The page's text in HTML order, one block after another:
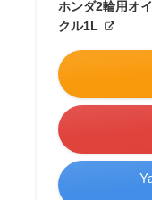
ホンダ2輪用オ
クル1L